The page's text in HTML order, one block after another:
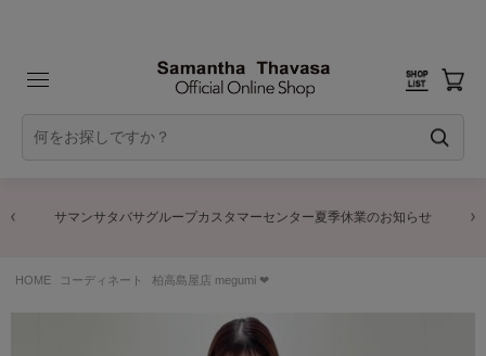
サマンサタバサグループカスタマーセンター夏季休業のお知らせ
HOME コーディネート 柏高島屋店 megumi ❤︎